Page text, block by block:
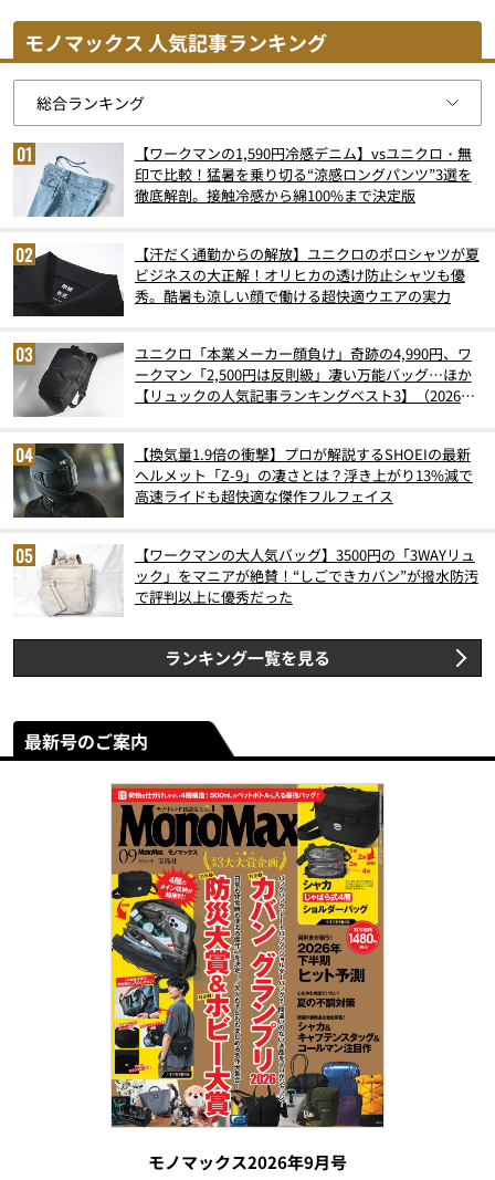
モノマックス 人気記事ランキング
【ワークマンの1,590円冷感デニム】vsユニクロ・無
印で比較！猛暑を乗り切る“涼感ロングパンツ”3選を
徹底解剖。接触冷感から綿100%まで決定版
【汗だく通勤からの解放】ユニクロのポロシャツが夏
ビジネスの大正解！オリヒカの透け防止シャツも優
秀。酷暑も涼しい顔で働ける超快適ウエアの実力
ユニクロ「本業メーカー顔負け」奇跡の4,990円、ワ
ークマン「2,500円は反則級」凄い万能バッグ…ほか
【リュックの人気記事ランキングベスト3】（2026年
【換気量1.9倍の衝撃】プロが解説するSHOEIの最新
ヘルメット「Z-9」の凄さとは？浮き上がり13%減で
高速ライドも超快適な傑作フルフェイス
【ワークマンの大人気バッグ】3500円の「3WAYリュ
ック」をマニアが絶賛！“しごできカバン”が撥水防汚
で評判以上に優秀だった
ランキング一覧を見る
最新号のご案内
モノマックス2026年9月号